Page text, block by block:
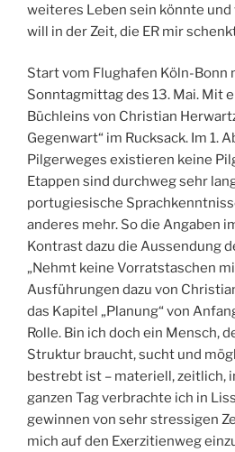
weiteres Leben sein könnte und
will in der Zeit, die ER mir
Start vom Flughafen Köln-Bonn
Sonntagmittag des 13. Mai. Mit
Büchleins von Christian
Gegenwart“ im Rucksack. Im 1.
Pilgerweges existieren keine
Etappen sind durchweg sehr
portugiesische
anderes mehr. So die Angaben
Kontrast dazu die Aussendung
„Nehmt keine Vorratstaschen
Ausführungen dazu von
das Kapitel „Planung“ von
Rolle. Bin ich doch ein Mensch,
Struktur braucht, sucht und
bestrebt ist – materiell, zeitlich,
ganzen Tag verbrachte ich in
gewinnen von sehr stressigen
mich auf den Exerzitienweg